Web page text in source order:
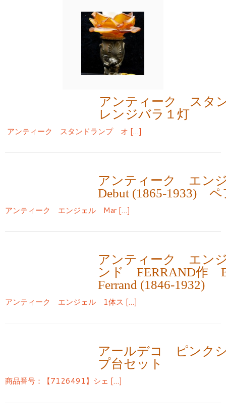
アンティーク スタ
レンジバラ１灯
アンティーク スタンドランプ オ […]
アンティーク エン
Debut (1865-1933) ペ
アンティーク エンジェル Mar […]
アンティーク エン
ンド FERRAND作
Ferrand (1846-1932)
アンティーク エンジェル 1体ス […]
アールデコ ピンク
プ台セット
商品番号：【7126491】シェ […]